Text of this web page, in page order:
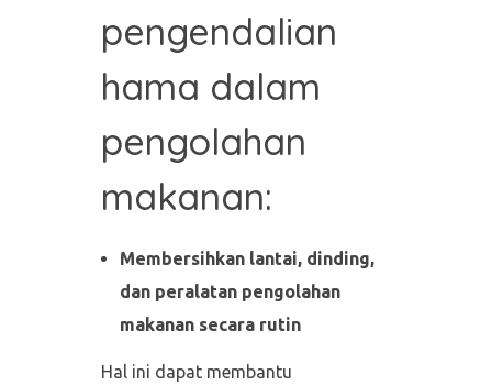
pengendalian
hama dalam
pengolahan
makanan:
Membersihkan lantai, dinding,
dan peralatan pengolahan
makanan secara rutin
Hal ini dapat membantu